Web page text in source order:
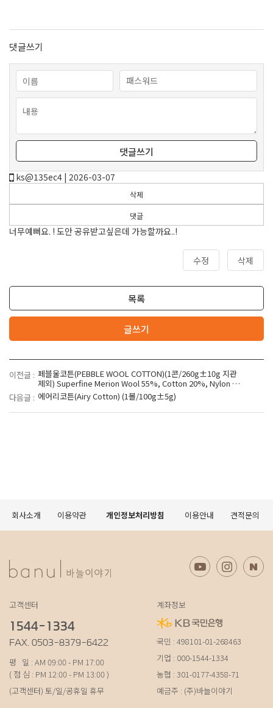
댓글쓰기
댓글쓰기
ks@135ec4 | 2026-03-07
삭제
댓글
너무예뻐요. ! 도안 공유받고싶은데 가능할까요..!
수정 삭제
목록
글쓰기
이전글 : 페블울코튼(PEBBLE WOOL COTTON)(1콘/260g±10g 지관
제외) Superfine Merion Wool 55%, Cotton 20%, Nylon 2
5%
다음글 : 에어리코튼(Airy Cotton) (1볼/100g±5g)
회사소개 이용약관 개인정보처리방침 이용안내 견적문의
고객센터
1544-1334
FAX. 0503-8379-6422
평 일 : AM 09:00 - PM 17:00
( 점 심 : PM 12:00 - PM 13:00 )
(고객센터) 토/일/공휴일 휴무
계좌정보
국민 : 498101-01-268463
기업 : 000-1544-1334
농협 : 301-0177-4358-71
예금주 : (주)바늘이야기